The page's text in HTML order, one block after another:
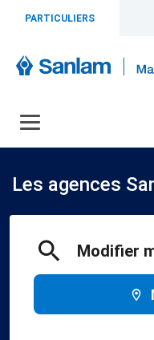
PARTICULIERS
Les agences
Modifier